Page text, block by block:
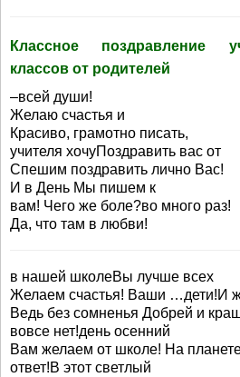
Классное поздравление
классов от родителей
–всей души!
Желаю счастья и
Красиво, грамотно писать,
учителя хочуПоздравить вас от
Спешим поздравить лично Вас!
И в День Мы пишем к
вам! Чего же боле?во много раз!
Да, что там в любви!
в нашей школеВы лучше всех
Желаем счастья! Ваши …дети!И
Ведь без сомненья Добрей и
вовсе нет!день осенний
Вам желаем от школе! На
ответ!В этот светлый